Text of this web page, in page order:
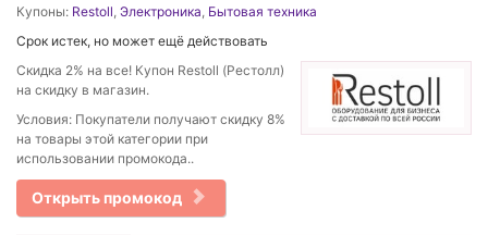
Купоны: Restoll, Электроника, Бытовая техника
Срок истек, но может ещё действовать
Скидка 2% на все! Купон Restoll (Рестолл)
на скидку в магазин.
Условия: Покупатели получают скидку 8%
на товары этой категории при
использовании промокода..
Открыть промокод